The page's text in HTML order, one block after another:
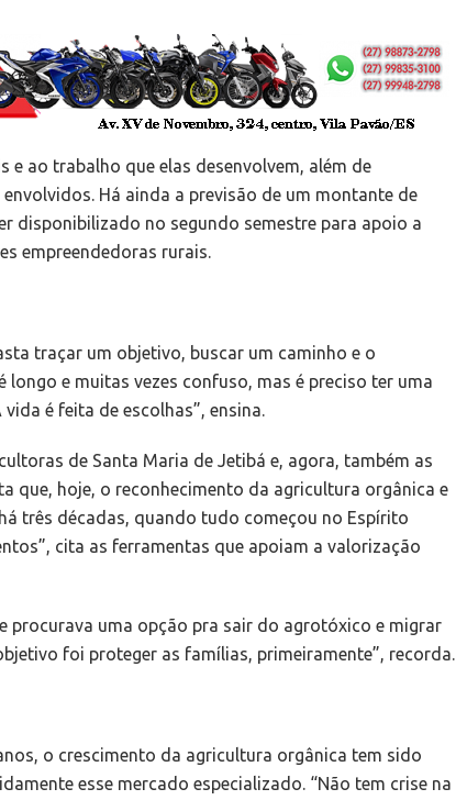
e ao trabalho que elas desenvolvem, além de
Há ainda a previsão de um montante de
disponibilizado no segundo semestre para apoio a
empreendedoras rurais.
traçar um objetivo, buscar um caminho e o
longo e muitas vezes confuso, mas é preciso ter uma
é feita de escolhas”, ensina.
de Santa Maria de Jetibá e, agora, também as
que, hoje, o reconhecimento da agricultura orgânica e
três décadas, quando tudo começou no Espírito
cita as ferramentas que apoiam a valorização
procurava uma opção pra sair do agrotóxico e migrar
foi proteger as famílias, primeiramente”, recorda.
o crescimento da agricultura orgânica tem sido
esse mercado especializado. “Não tem crise na